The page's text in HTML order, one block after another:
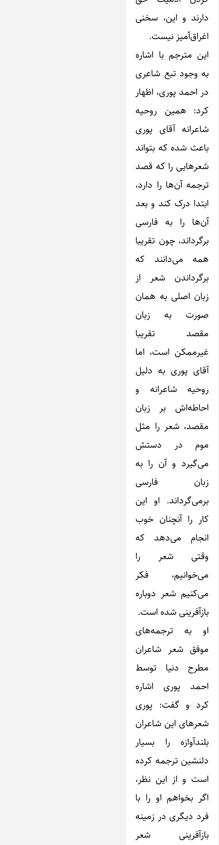
دارند و این، سخنی
اغراق‌آمیز نیست.
این مترجم با اشاره
به وجود تبع شاعری
در احمد پوری، اظهار
کرد: همین روحیه
شاعرانه آقای پوری
باعث شده که بتواند
شعرهایی را که قصد
ترجمه آن‌ها را دارد،
ابتدا درک کند و بعد
آن‌ها را به فارسی
برگرداند، چون تقریبا
همه می‌دانند که
برگرداندن شعر از
زبان اصلی به همان
صورت به زبان
مقصد تقریبا
غیرممکن است، اما
آقای پوری به دلیل
روحیه شاعرانه و
احاطه‌اش بر زبان
مقصد، شعر را مثل
موم در دستش
می‌گیرد و آن را به
زبان فارسی
برمی‌گرداند. او این
کار را آنچنان خوب
انجام می‌دهد که
وقتی شعر را
می‌خوانیم، فکر
می‌کنیم شعر دوباره
بازآفرینی شده است.
او به ترجمه‌های
موفق شعر شاعران
مطرح دنیا توسط
احمد پوری اشاره
کرد و گفت: پوری
شعرهای این شاعران
بلندآوازه را بسیار
دلنشین ترجمه کرده
است و از این نظر،
اگر بخواهم او را با
فرد دیگری در زمینه
بازآفرینی شعر